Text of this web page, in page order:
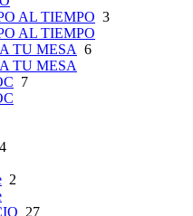
AL TIEMPO 3
AL TIEMPO
TU MESA 6
TU MESA
7
2
27